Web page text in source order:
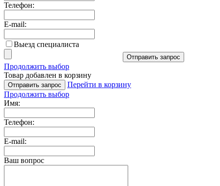
Телефон:
E-mail:
Выезд специалиста
Отправить запрос
Продолжить выбор
Товар добавлен в корзину
Отправить запрос
Перейти в корзину
Продолжить выбор
Имя:
Телефон:
E-mail:
Ваш вопрос